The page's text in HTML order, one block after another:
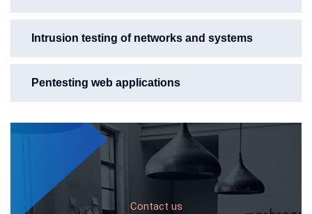
Intrusion testing of networks and systems
Pentesting web applications
Contact us